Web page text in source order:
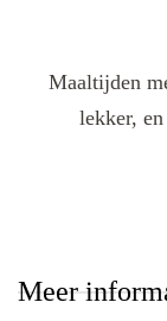
Maaltijden
lekker,
Meer